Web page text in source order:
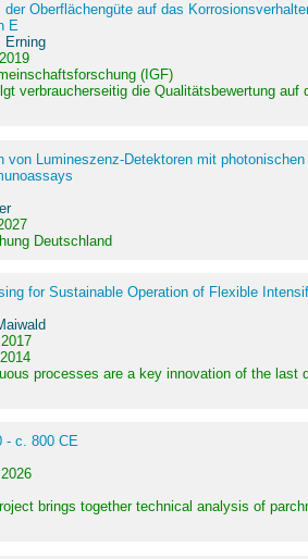
Oberflächengüte auf das
E
Erning
(IGF)
verbraucherseitig die Qualitätsbewertung
von Lumineszenz-Detektoren mit
Deutschland
for Sustainable Operation of Flexible
processes are a key innovation of the
- c. 800 CE
brings together technical analysis of